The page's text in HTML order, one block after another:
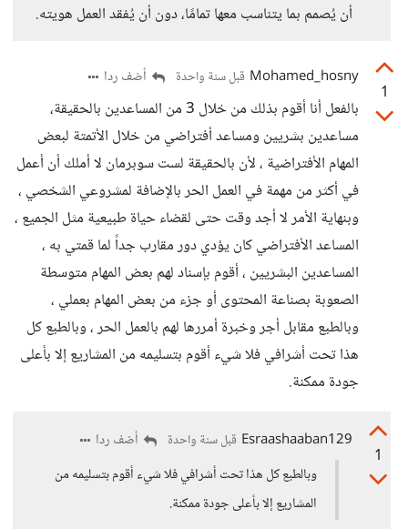
أن يُصمم بما يتناسب معها تمامًا، دون أن يُفقد العمل هويته.
1
Mohamed_hosny قبل سنة واحدة أضف ردا
بالفعل أنا أقوم بذلك من خلال 3 من المساعدين بالحقيقة،
مساعدين بشريين ومساعد أفتراضي من خلال الأتمتة لبعض
المهام الأفتراضية ، لأن بالحقيقة لست سوبرمان لا أملك أن أعمل
في أكثر من مهمة في العمل الحر بالإضافة لمشروعي الشخصي ،
وبنهاية الأمر لا أجد وقت حتى لقضاء حياة طبيعية مثل الجميع ،
المساعد الأفتراضي كان يؤدي دور مقارب جداً لما قمتي به ،
المساعدين البشريين ، أقوم بإسناد لهم بعض المهام متوسطة
الصعوبة بصناعة المحتوى أو جزء من بعض المهام بعملي ،
وبالطبع مقابل أجر وخبرة أمررها لهم بالعمل الحر ، وبالطبع كل
هذا تحت أشرافي فلا شيء أقوم بتسليمه من المشاريع إلا بأعلى
جودة ممكنة.
1
Esraashaaban129 قبل سنة واحدة
أضف ردا
وبالطبع كل هذا تحت أشرافي فلا شيء أقوم بتسليمه من
المشاريع إلا بأعلى جودة ممكنة.